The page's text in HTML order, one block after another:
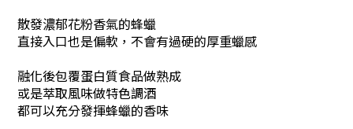
散發濃郁花粉香氣的蜂蠟
直接入口也是偏軟，不會有過硬的厚重蠟感
融化後包覆蛋白質食品做熟成
或是萃取風味做特色調酒
都可以充分發揮蜂蠟的香味